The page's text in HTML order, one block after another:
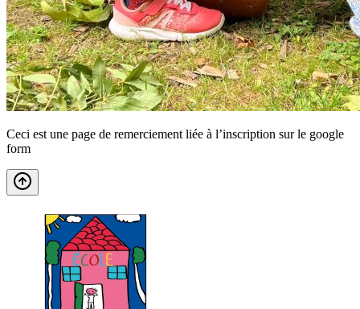
Ceci est une page de remerciement liée à l’inscription sur le google
form